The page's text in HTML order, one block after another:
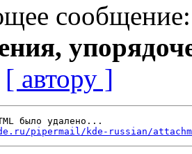
[ автору ]
было удалено...
pipermail/kde-russian/